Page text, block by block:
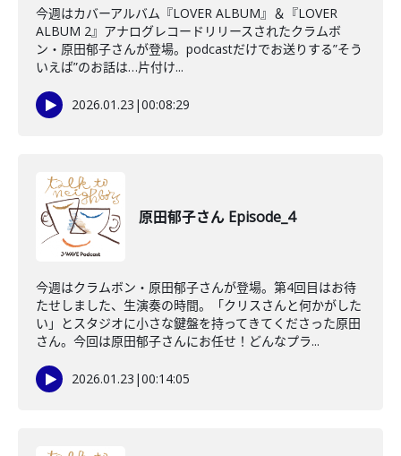
今週はカバーアルバム『LOVER ALBUM』＆『LOVER
ALBUM 2』アナログレコードリリースされたクラムボ
ン・原田郁子さんが登場。podcastだけでお送りする”そう
いえば”のお話は…片付け...
2026.01.23 |00:08:29
原田郁子さん Episode_4
今週はクラムボン・原田郁子さんが登場。第4回目はお待
たせしました、生演奏の時間。「クリスさんと何かがした
い」とスタジオに小さな鍵盤を持ってきてくださった原田
さん。今回は原田郁子さんにお任せ！どんなプラ...
2026.01.23 |00:14:05